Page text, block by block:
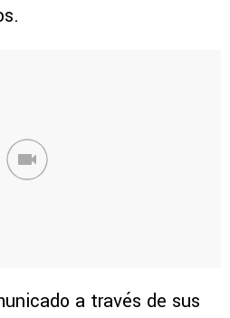
a través de sus